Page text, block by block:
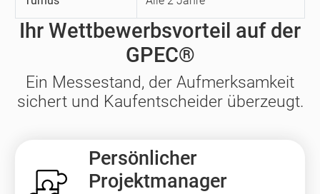
Ihr Wettbewerbsvorteil auf der
GPEC®
Ein Messestand, der Aufmerksamkeit
sichert und Kaufentscheider überzeugt.
Persönlicher
Projektmanager